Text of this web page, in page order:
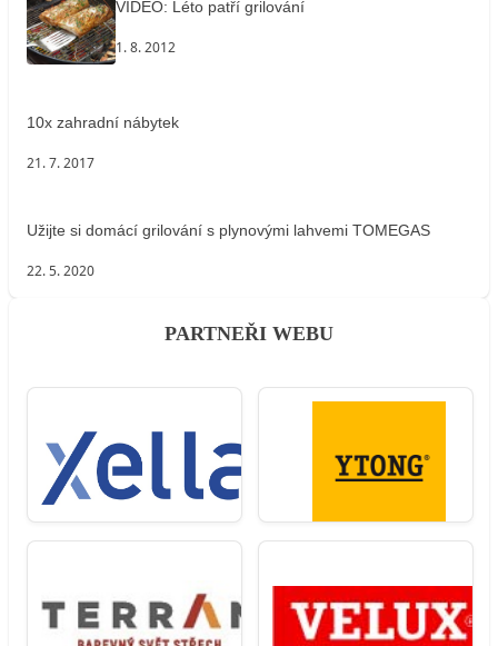
VIDEO: Léto patří grilování
1. 8. 2012
10x zahradní nábytek
21. 7. 2017
Užijte si domácí grilování s plynovými lahvemi TOMEGAS
22. 5. 2020
PARTNEŘI WEBU